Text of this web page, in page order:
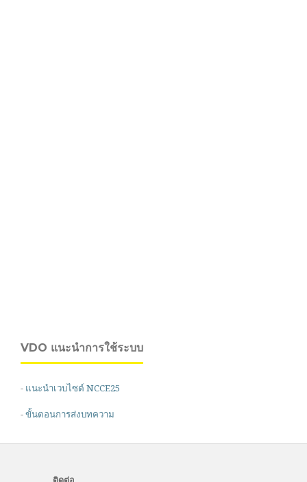
VDO แนะนำการใช้ระบบ
- แนะนำเวบไซต์ NCCE25
-ขั้นตอนการส่งบทความ